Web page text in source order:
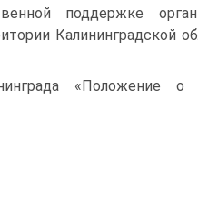
поддержке
Калининградской
«Положение о